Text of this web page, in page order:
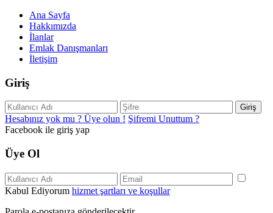
Ana Sayfa
Hakkımızda
İlanlar
Emlak Danışmanları
İletişim
Giriş
Giriş
Hesabınız yok mu ? Üye olun ! Şifremi Unuttum ?
Facebook ile giriş yap
Üye Ol
Kabul Ediyorum hizmet şartları ve koşullar